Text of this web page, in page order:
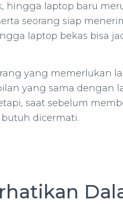
hingga laptop baru
seorang siap
laptop bekas bisa
yang memerlukan
yang sama dengan
saat sebelum
dicermati.